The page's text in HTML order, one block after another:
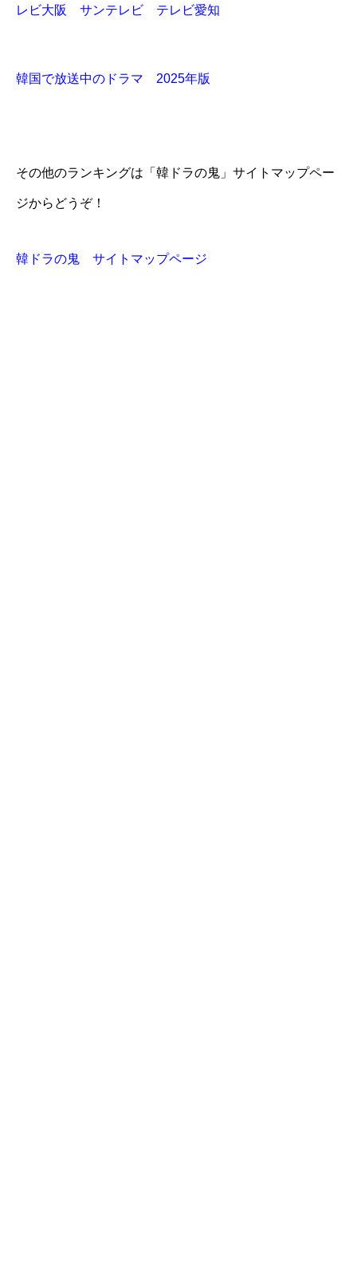
レビ大阪 サンテレビ テレビ愛知
韓国で放送中のドラマ 2025年版
その他のランキングは「韓ドラの鬼」サイトマップペー
ジからどうぞ！
韓ドラの鬼 サイトマップページ